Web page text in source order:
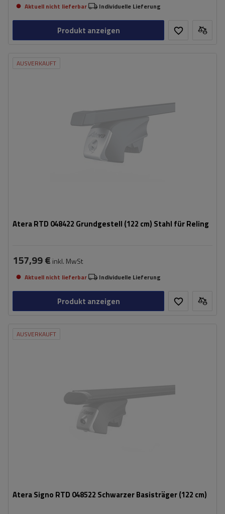
Aktuell nicht lieferbar Individuelle Lieferung
Produkt anzeigen
AUSVERKAUFT
Atera RTD 048422 Grundgestell (122 cm) Stahl für Reling
157,99 € inkl. MwSt
Aktuell nicht lieferbar Individuelle Lieferung
Produkt anzeigen
AUSVERKAUFT
Atera Signo RTD 048522 Schwarzer Basisträger (122 cm)